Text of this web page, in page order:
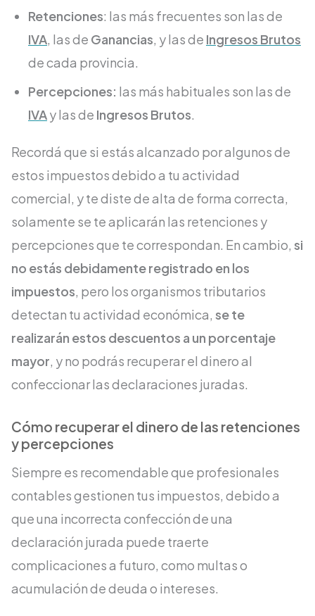
Retenciones: las más frecuentes son las de
IVA, las de Ganancias, y las de Ingresos Brutos
de cada provincia.
Percepciones: las más habituales son las de
IVAy las de Ingresos Brutos.
Recordá que si estás alcanzado por algunos de
estos impuestos debido a tu actividad
comercial, y te diste de alta de forma correcta,
solamente se te aplicarán las retenciones y
percepciones que te correspondan. En cambio, si
no estás debidamente registrado en los
impuestos, pero los organismos tributarios
detectan tu actividad económica, se te
realizarán estos descuentos a un porcentaje
mayor, y no podrás recuperar el dinero al
confeccionar las declaraciones juradas.
Cómo recuperar el dinero de las retenciones
y percepciones
Siempre es recomendable que profesionales
contables gestionen tus impuestos, debido a
que una incorrecta confección de una
declaración jurada puede traerte
complicaciones a futuro, como multas o
acumulación de deuda o intereses.